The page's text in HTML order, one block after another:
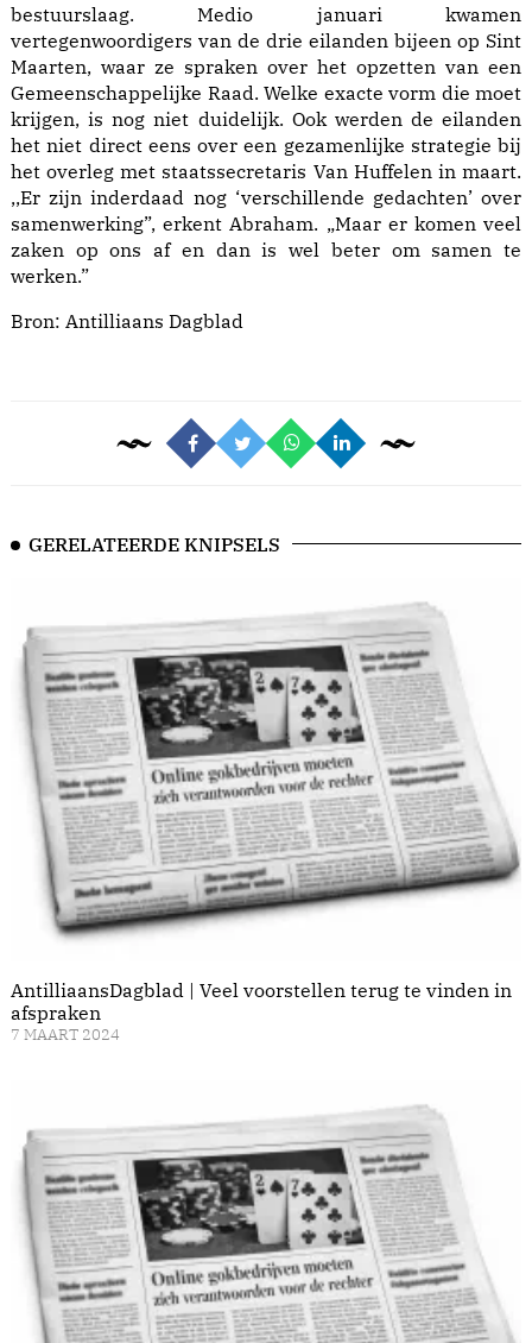
bestuurslaag. Medio januari kwamen
vertegenwoordigers van de drie eilanden bijeen op Sint
Maarten, waar ze spraken over het opzetten van een
Gemeenschappelijke Raad. Welke exacte vorm die moet
krijgen, is nog niet duidelijk. Ook werden de eilanden
het niet direct eens over een gezamenlijke strategie bij
het overleg met staatssecretaris Van Huffelen in maart.
,,Er zijn inderdaad nog ‘verschillende gedachten’ over
samenwerking”, erkent Abraham. „Maar er komen veel
zaken op ons af en dan is wel beter om samen te
werken.”
Bron: Antilliaans Dagblad
GERELATEERDE KNIPSELS
AntilliaansDagblad | Veel voorstellen terug te vinden in
afspraken
7 MAART 2024